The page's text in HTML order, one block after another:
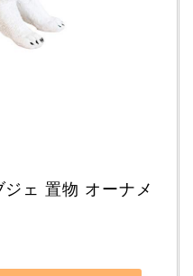
ェ 置物 オーナメ